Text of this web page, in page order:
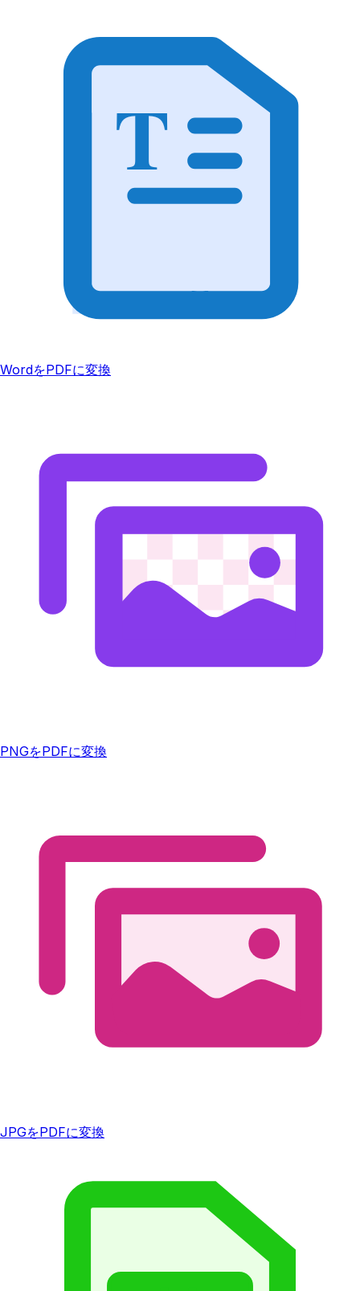
T
WordをPDFに変換
PNGをPDFに変換
JPGをPDFに変換